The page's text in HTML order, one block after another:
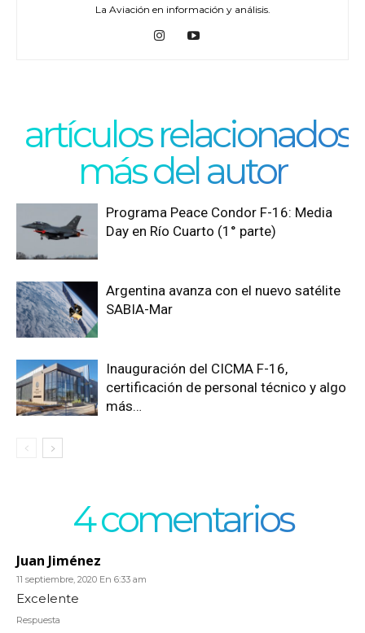
La Aviación en información y análisis.
artículos relacionados
más del autor
Programa Peace Condor F-16: Media
Day en Río Cuarto (1° parte)
Argentina avanza con el nuevo satélite
SABIA-Mar
Inauguración del CICMA F-16,
certificación de personal técnico y algo
más…
4 comentarios
Juan Jiménez
11 septiembre, 2020 En 6:33 am
Excelente
Respuesta